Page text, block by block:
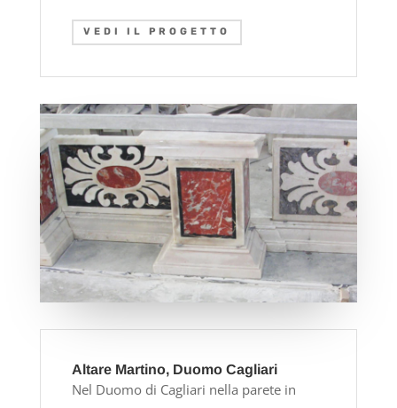
VEDI IL PROGETTO
Altare Martino, Duomo Cagliari
Nel Duomo di Cagliari nella parete in